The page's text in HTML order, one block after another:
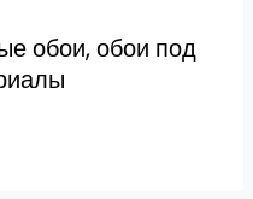
обои, обои под